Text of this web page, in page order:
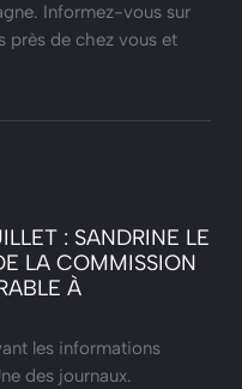
Informez-vous sur
près de chez vous et
: SANDRINE LE
LA COMMISSION
À
les informations
des journaux.